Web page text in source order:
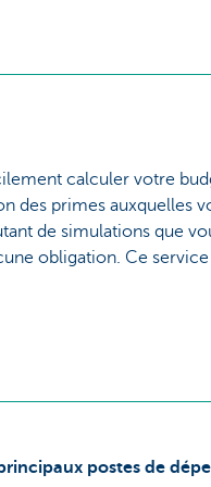
calculer votre
des primes auxquelles
de simulations que
obligation. Ce
postes de